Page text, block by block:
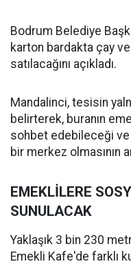
Bodrum Belediye
karton bardakta çay
satılacağını açıkladı.
Mandalinci, tesisin
belirterek, buranın
sohbet edebileceği ve
bir merkez olmasının
EMEKLİLERE
SUNULACAK
Yaklaşık 3 bin 230
Emekli Kafe'de farklı